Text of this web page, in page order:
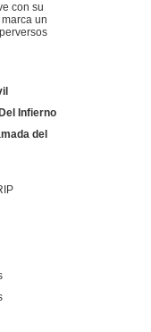
con su
un
Infierno
del